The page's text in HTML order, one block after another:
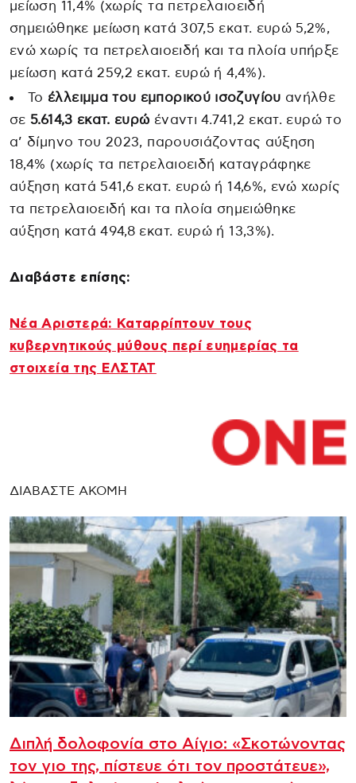
μείωση 11,4% (χωρίς τα πετρελαιοειδή
σημειώθηκε μείωση κατά 307,5 εκατ. ευρώ 5,2%,
ενώ χωρίς τα πετρελαιοειδή και τα πλοία υπήρξε
μείωση κατά 259,2 εκατ. ευρώ ή 4,4%).
Το έλλειμμα του εμπορικού ισοζυγίου ανήλθε
σε 5.614,3 εκατ. ευρώ έναντι 4.741,2 εκατ. ευρώ το
α’ δίμηνο του 2023, παρουσιάζοντας αύξηση
18,4% (χωρίς τα πετρελαιοειδή καταγράφηκε
αύξηση κατά 541,6 εκατ. ευρώ ή 14,6%, ενώ χωρίς
τα πετρελαιοειδή και τα πλοία σημειώθηκε
αύξηση κατά 494,8 εκατ. ευρώ ή 13,3%).
Διαβάστε επίσης:
Νέα Αριστερά: Καταρρίπτουν τους
κυβερνητικούς μύθους περί ευημερίας τα
στοιχεία της ΕΛΣΤΑΤ
ΔΙΑΒΑΣΤΕ ΑΚΟΜΗ
Διπλή δολοφονία στο Αίγιο: «Σκοτώνοντας
τον γιο της, πίστευε ότι τον προστάτευε»,